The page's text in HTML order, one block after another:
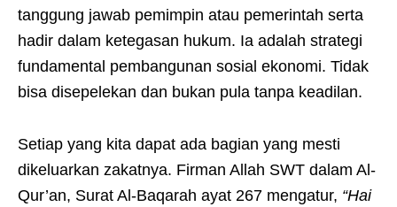
tanggung jawab pemimpin atau pemerintah serta
hadir dalam ketegasan hukum. Ia adalah strategi
fundamental pembangunan sosial ekonomi. Tidak
bisa disepelekan dan bukan pula tanpa keadilan.
Setiap yang kita dapat ada bagian yang mesti
dikeluarkan zakatnya. Firman Allah SWT dalam Al-
Qur’an, Surat Al-Baqarah ayat 267 mengatur, “Hai